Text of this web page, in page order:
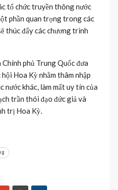
tổ chức truyền thông nước
phần quan trọng trong các
thúc đẩy các chương trình
phủ Trung Quốc đưa
Hoa Kỳ nhằm thâm nhập
nước khác, làm mất uy tín của
trần thói đạo đức giả và
trị Hoa Kỳ.